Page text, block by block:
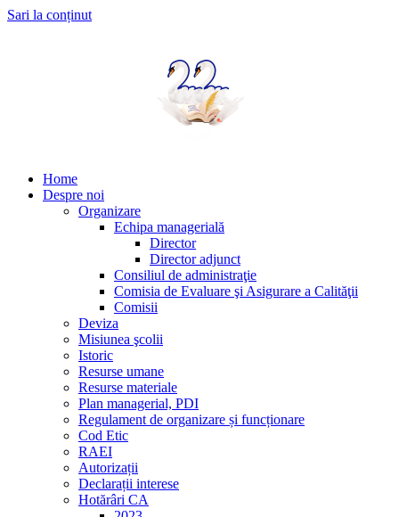
Sari la conținut
Home
Despre noi
Organizare
Echipa managerială
Director
Director adjunct
Consiliul de administraţie
Comisia de Evaluare şi Asigurare a Calităţii
Comisii
Deviza
Misiunea şcolii
Istoric
Resurse umane
Resurse materiale
Plan managerial, PDI
Regulament de organizare și funcționare
Cod Etic
RAEI
Autorizații
Declarații interese
Hotărâri CA